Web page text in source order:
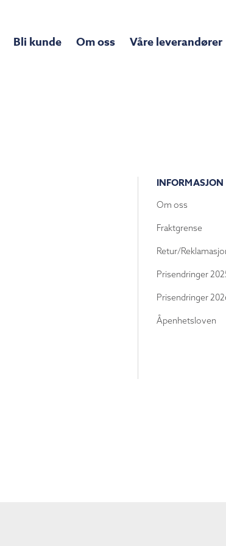
Bli kunde Om oss Våre leverandører
INFORMASJON
Om oss
Fraktgrense
Retur/
Prisendringer
Prisendringer
Åpenhetsloven